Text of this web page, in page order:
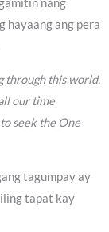
nang
hayaang ang pera
through this world.
our time
seek the One
tagumpay ay
tapat kay